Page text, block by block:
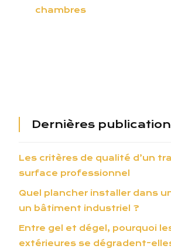
chambres
Dernières
Les critères de qualité d’un
surface professionnel
Quel plancher installer dans
un bâtiment industriel ?
Entre gel et dégel, pourquoi
extérieures se dégradent-